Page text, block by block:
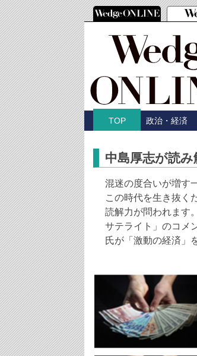
TOP 政治・経済
中島厚志が読み
混迷の度合いが増す
この時代を生き抜く
読解力が問われます
サテライト」のコメ
氏が「激動の経済」